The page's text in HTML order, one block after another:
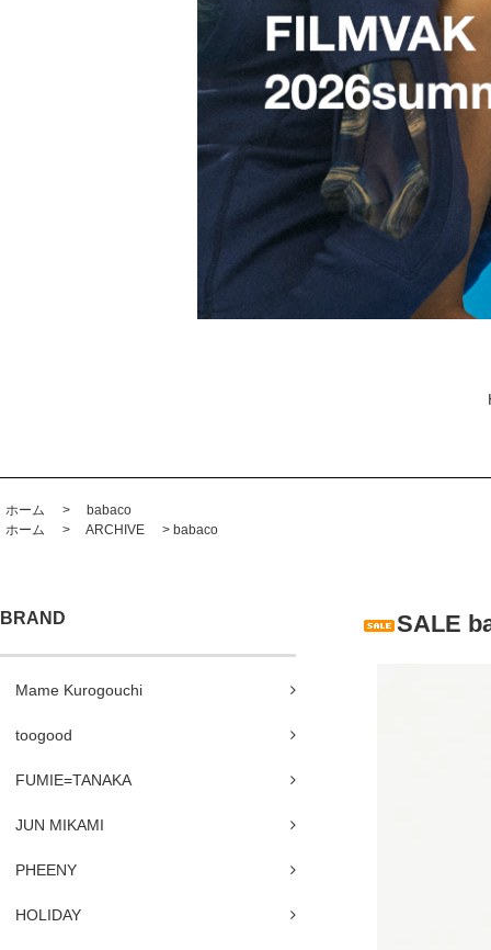
ホーム >
babaco
ホーム
> ARCHIVE > babaco
BRAND
Mame Kurogouchi
toogood
FUMIE=TANAKA
JUN MIKAMI
PHEENY
HOLIDAY
SALE